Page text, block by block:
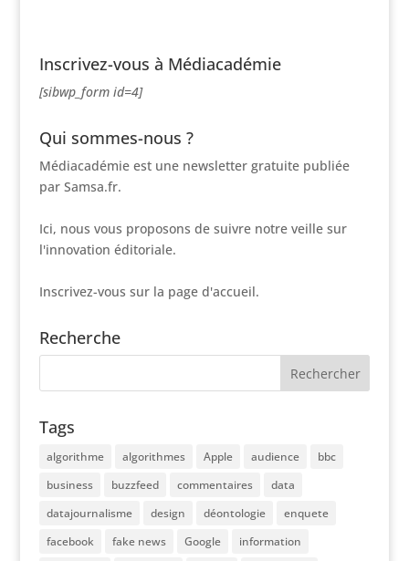
Inscrivez-vous à Médiacadémie
[sibwp_form id=4]
Qui sommes-nous ?
Médiacadémie est une newsletter gratuite publiée
par Samsa.fr.
Ici, nous vous proposons de suivre notre veille sur
l'innovation éditoriale.
Inscrivez-vous sur la page d'accueil.
Recherche
Tags
algorithme algorithmes Apple audience
bbc
business
buzzfeed commentaires
data
datajournalisme
design déontologie
enquete
facebook
fake news Google
information